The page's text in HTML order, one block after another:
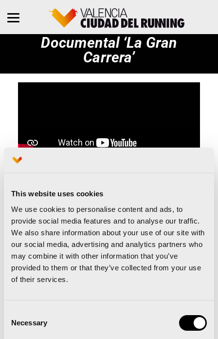
This website uses cookies
We use cookies to personalise content and ads, to
provide social media features and to analyse our traffic.
We also share information about your use of our site with
our social media, advertising and analytics partners who
may combine it with other information that you’ve
provided to them or that they’ve collected from your use
of their services.
Selection
Necessary
Documental ‘La Gran
Carrera’
elaborado porTBSpara
resume todos los obstáculos y decisiones
complicadas que tuvo que superar el
Maratón Valencia para acabar celebrando
un evento que hizo historia el pasado 6
de diciembre de 2020.
maratón